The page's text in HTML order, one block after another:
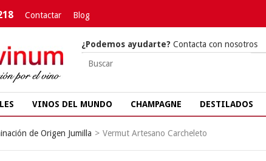
Contactar Blog
¿Podemos ayudarte? Contacta con nosotros
VINOS DEL MUNDO CHAMPAGNE DESTILADOS
de Origen Jumilla > Vermut Artesano Carcheleto